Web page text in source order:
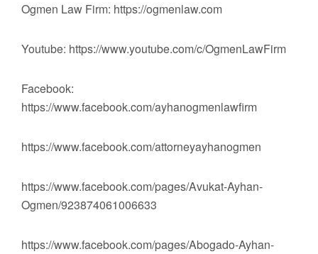
Ogmen Law Firm: https://ogmenlaw.com
Youtube: https://www.youtube.com/c/OgmenLawFirm
Facebook:
https://www.facebook.com/ayhanogmenlawfirm
https://www.facebook.com/attorneyayhanogmen
https://www.facebook.com/pages/Avukat-Ayhan-
Ogmen/923874061006633
https://www.facebook.com/pages/Abogado-Ayhan-